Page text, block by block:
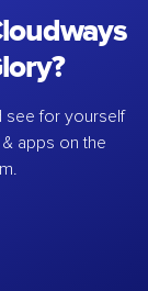
see for yourself
apps on the